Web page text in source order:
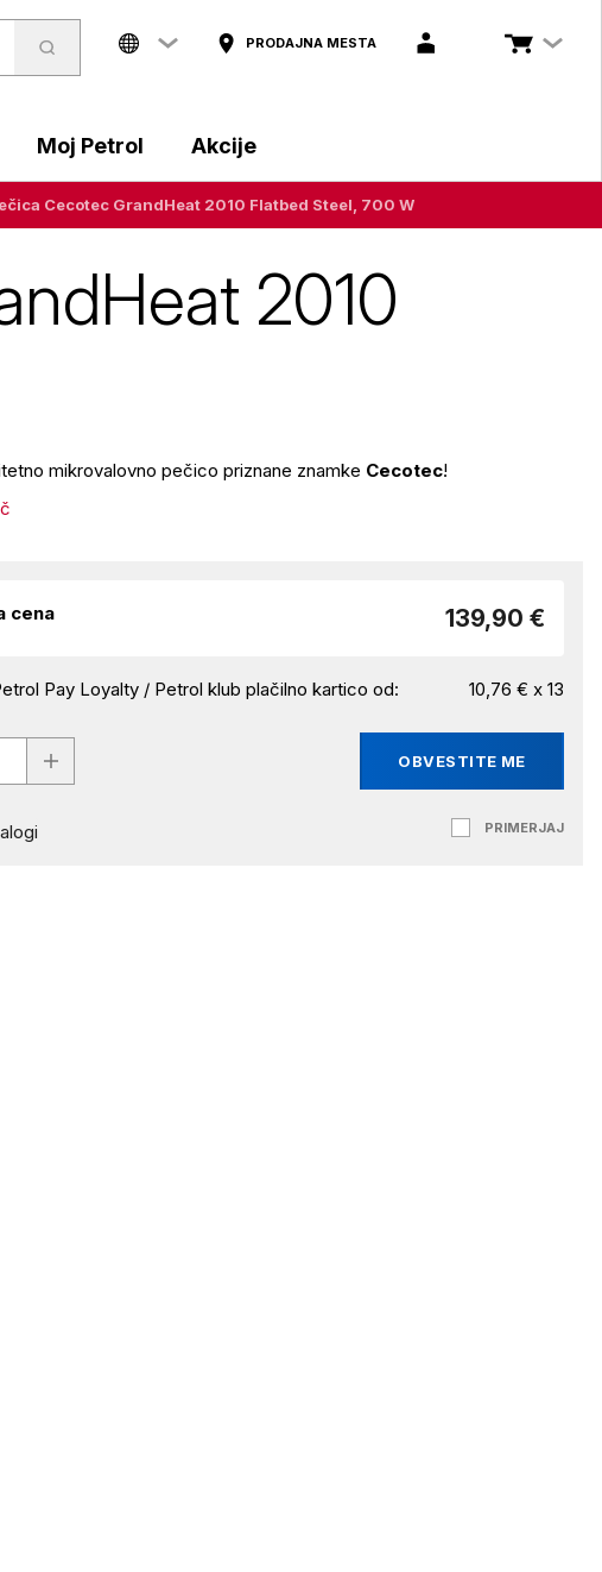
PRODAJNA MESTA
Moj Petrol Akcije
Cecotec GrandHeat 2010 Flatbed Steel, 700 W
2010
mikrovalovno pečico priznane znamke Cecotec!
cena 139,90 €
Pay Loyalty / Petrol klub plačilno kartico od: 10,76 € x 13
OBVESTITE ME
PRIMERJAJ